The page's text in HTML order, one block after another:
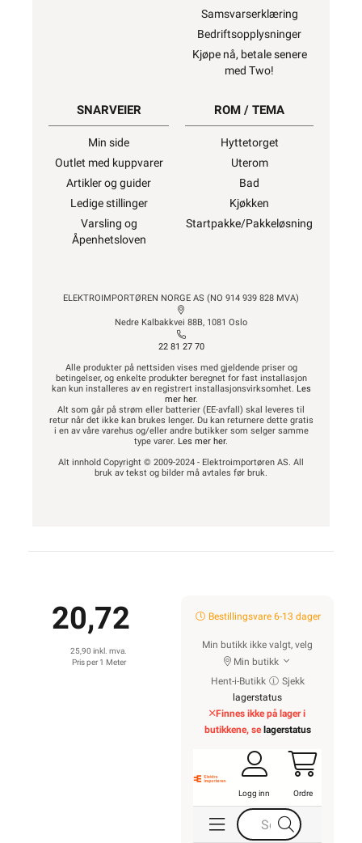
Samsvarserklæring
Bedriftsopplysninger
Kjøpe nå, betale senere
med Two!
SNARVEIER
Min side
Outlet med kuppvarer
Artikler og guider
Ledige stillinger
Varsling og
Åpenhetsloven
ROM / TEMA
Hyttetorget
Uterom
Bad
Kjøkken
Startpakke/Pakkeløsning
ELEKTROIMPORTØREN NORGE AS (NO 914 939 828 MVA)
Nedre Kalbakkvei 88B, 1081 Oslo
22 81 27 70
Alle produkter på nettsiden vises med gjeldende priser og
betingelser, og enkelte produkter beregnet for fast installasjon
kan kun installeres av en registrert installasjonsvirksomhet. Les
mer her.
Alt som går på strøm eller batterier (EE-avfall) skal leveres til
retur når det ikke kan brukes lenger. Du kan returnere dette gratis
i en av våre varehus og/eller andre butikker som selger samme
type varer. Les mer her.
Alt innhold Copyright © 2009-2024 - Elektroimportøren AS. All
bruk av tekst og bilder må avtales før bruk.
20,72
25,90 inkl. mva.
Pris per 1 Meter
Bestillingsvare 6-13 dager
Min butikk ikke valgt, velg
Min butikk
Hent-i-Butikk
Sjekk
lagerstatus
Finnes ikke på lager i
butikkene, se lagerstatus
Logg inn Ordre